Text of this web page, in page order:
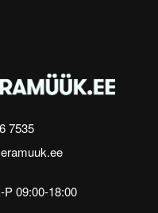
7535
P 09:00-18:00